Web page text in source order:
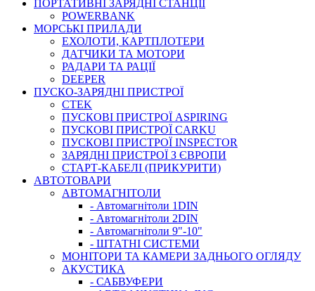
ПОРТАТИВНІ ЗАРЯДНІ СТАНЦІЇ
POWERBANK
МОРСЬКІ ПРИЛАДИ
ЕХОЛОТИ, КАРТПЛОТЕРИ
ДАТЧИКИ ТА МОТОРИ
РАДАРИ ТА РАЦІЇ
DEEPER
ПУСКО-ЗАРЯДНІ ПРИСТРОЇ
CTEK
ПУСКОВІ ПРИСТРОЇ ASPIRING
ПУСКОВІ ПРИСТРОЇ CARKU
ПУСКОВІ ПРИСТРОЇ INSPECTOR
ЗАРЯДНІ ПРИСТРОЇ З ЄВРОПИ
СТАРТ-КАБЕЛІ (ПРИКУРИТИ)
АВТОТОВАРИ
АВТОМАГНІТОЛИ
- Автомагнітоли 1DIN
- Автомагнітоли 2DIN
- Автомагнітоли 9"-10"
- ШТАТНІ СИСТЕМИ
МОНІТОРИ ТА КАМЕРИ ЗАДНЬОГО ОГЛЯДУ
АКУСТИКА
- САБВУФЕРИ